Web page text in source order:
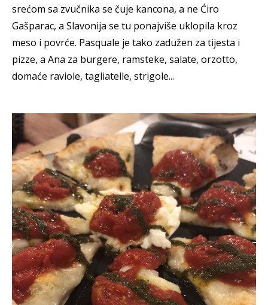
srećom sa zvučnika se čuje kancona, a ne Ćiro
Gašparac, a Slavonija se tu ponajviše uklopila kroz
meso i povrće. Pasquale je tako zadužen za tijesta i
pizze, a Ana za burgere, ramsteke, salate, orzotto,
domaće raviole, tagliatelle, strigole...